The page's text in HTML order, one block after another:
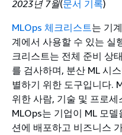
2023년 7월(문서 기록)
MLOps 체크리스트는 기
계에서 사용할 수 있는 실
크리스트는 전체 준비 상
를 검사하며, 분산 ML 시
별하기 위한 도구입니다.
위한 사람, 기술 및 프로
MLOps는 기업이 ML 모
션에 배포하고 비즈니스